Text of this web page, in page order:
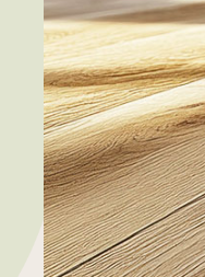
木の守